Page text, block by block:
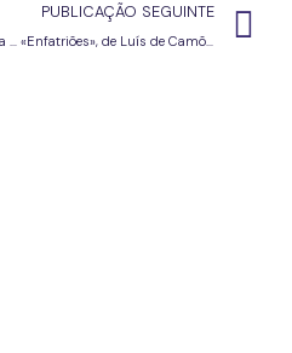
Curso «Recepção da Tragédia Grega no Teatro Contemporâneo» — inscrições até 17 de junho!
PUBLICAÇÃO SEGUINTE
«Enfatriões», de Luís de Camões